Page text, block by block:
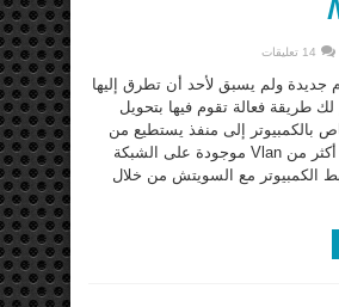
14 تعليقات
جديدة ولم يسبق لأحد أن تطرق إليها
طريقة فعالة تقوم فيها بتحويل
بالكمبيوتر إلى منفذ يستطيع من
خلاله التعامل مع أكثر من Vlan موجودة على الشبكة
الكمبيوتر مع السويتش من خلال